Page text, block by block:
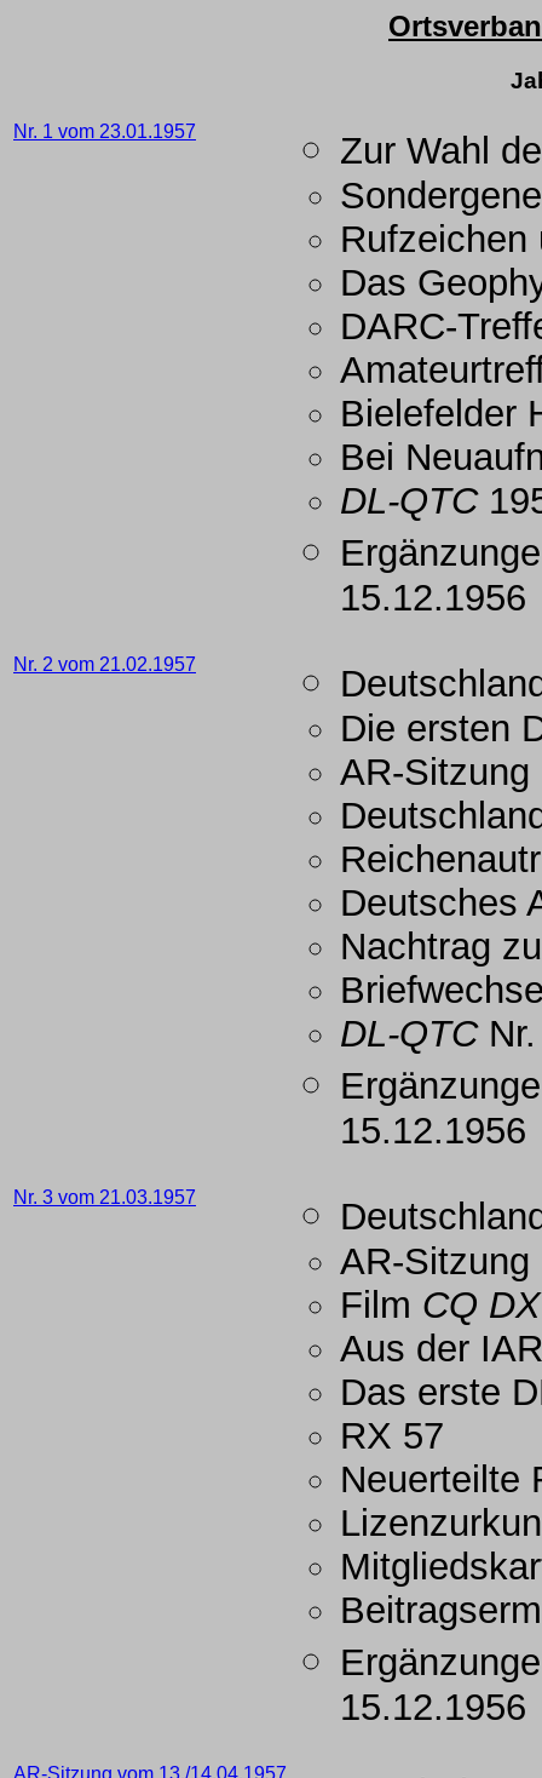
Nr. 1 vom 23.01.1957
Zur Wahl
Rufzeichen
Das
DARC-
Bielefelder
Bei
DL-QTC
15.12.1956
Nr. 2 vom 21.02.1957
Die ersten
AR-Sitzung
Deutsches
Nachtrag
DL-QTCNr.
15.12.1956
Nr. 3 vom 21.03.1957
AR-Sitzung
Film CQ
Aus der
Das erste
RX 57
Neuerteilte
15.12.1956
AR-Sitzung vom 13./14.04.1957